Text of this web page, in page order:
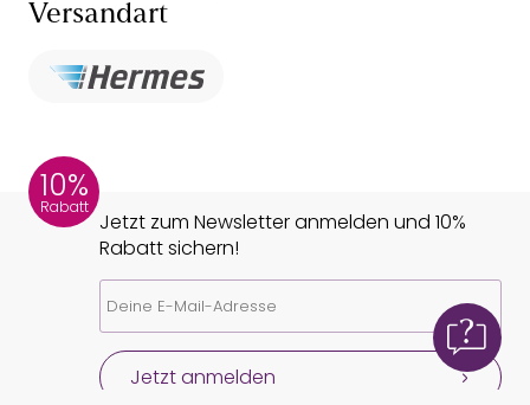
Versandart
10%
Rabatt
Jetzt zum Newsletter anmelden und 10%
Rabatt sichern!
Jetzt anmelden